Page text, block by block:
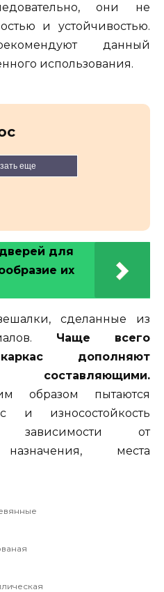
они не
и устойчивостью.
данный
использования.
еще
для
их
сделанные из
Чаще всего
дополняют
образом пытаются
и износостойкость
зависимости от
назначения, места